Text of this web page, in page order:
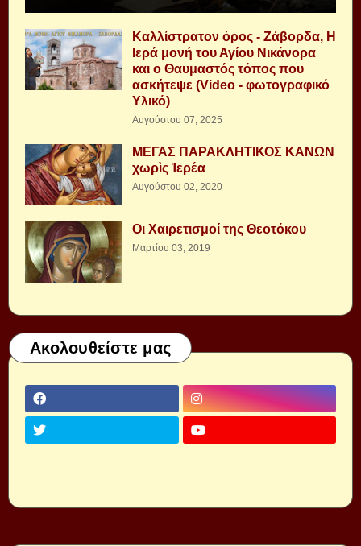
Καλλίστρατον όρος - Ζάβορδα, Η
Ιερά μονή του Αγίου Νικάνορα
και ο Θαυμαστός τόπος που
ασκήτεψε (Video - φωτογραφικό
Υλικό)
Αυγούστου 07, 2025
ΜΕΓΑΣ ΠΑΡΑΚΛΗΤΙΚΟΣ ΚΑΝΩΝ
χωρὶς Ἱερέα
Αυγούστου 02, 2020
Οι Χαιρετισμοί της Θεοτόκου
Μαρτίου 03, 2019
Ακολουθείστε μας